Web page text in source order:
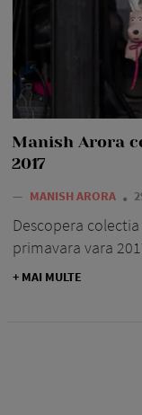
Manish Arora
2017
— MANISH ARORA
Descopera
primavara vara
+ MAI MULTE